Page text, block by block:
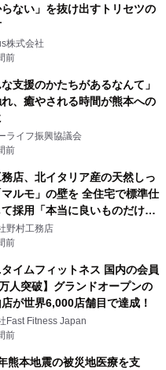
ない」を抜け出すトリセツの
株式会社
前
な支援のかたちがあるなんて」
、癒やされる時間が熊本への
ライフ振興協議会
前
店、北イタリア産の天然しっ
マルモ」の壁を 全住宅で標準仕
採用「本当に良いものだけに
」
野村工務店
前
タイムフィットネス 国内の会員
人突破】グランドオープンの
が世界6,000店舗目で達成！
Fast Fitness Japan
前
熊本地震の被災地医療を支